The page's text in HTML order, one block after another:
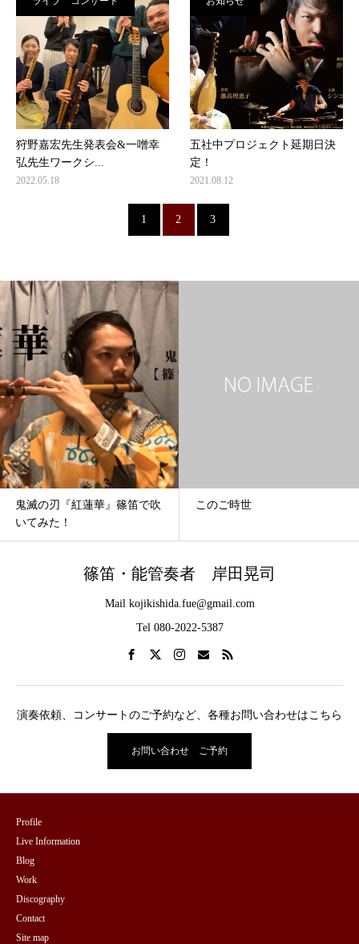
狩野嘉宏先生発表会&一噌幸
弘先生ワークシ...
2022.05.18
五社中プロジェクト延期日決
定！
2021.08.12
1 2 3
鬼滅の刃『紅蓮華』篠笛で吹
いてみた！
このご時世
篠笛・能管奏者 岸田晃司
Mail kojikishida.fue@gmail.com
Tel 080-2022-5387
演奏依頼、コンサートのご予約など、各種お問い合わせはこちら
お問い合わせ ご予約
Profile
Live Information
Blog
Work
Discography
Contact
Site map